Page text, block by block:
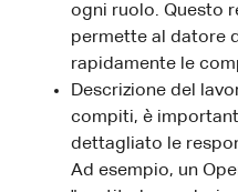
ogni ruolo. Questo
permette al datore
rapidamente le
Descrizione del
compiti, è
dettagliato le
Ad esempio, un